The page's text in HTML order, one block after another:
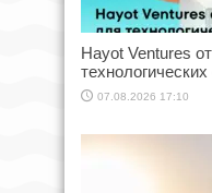
Hayot Ventures
07.08.2026 17:10